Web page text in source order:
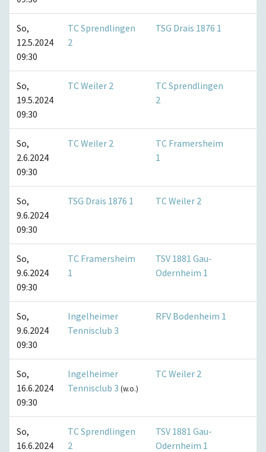
So,
12.5.2024
09:30
TC Sprendlingen
2
TSG Drais 1876 1
So,
19.5.2024
09:30
TC Weiler 2
TC Sprendlingen
2
So,
2.6.2024
09:30
TC Weiler 2
TC Framersheim
1
So,
9.6.2024
09:30
TSG Drais 1876 1 TC Weiler 2
So,
9.6.2024
09:30
TC Framersheim
1
TSV 1881 Gau-
Odernheim 1
So,
9.6.2024
09:30
Ingelheimer
Tennisclub 3
RFV Bodenheim 1
So,
16.6.2024
09:30
Ingelheimer
Tennisclub 3 (w.o.)
TC Weiler 2
So,
16.6.2024
TC Sprendlingen
2
TSV 1881 Gau-
Odernheim 1